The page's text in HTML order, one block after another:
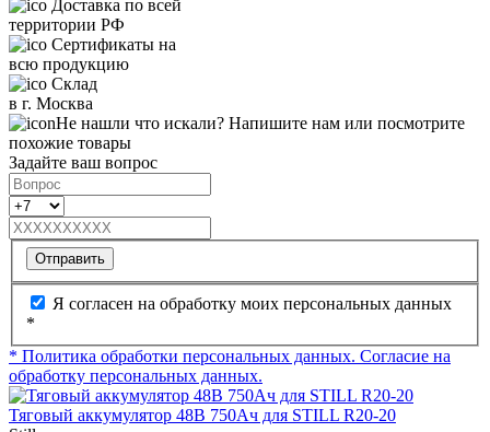
Доставка по всей
территории РФ
Сертификаты на
всю продукцию
Склад
в г. Москва
Не нашли что искали? Напишите нам или посмотрите
похожие товары
Задайте ваш вопрос
Отправить
Я согласен на обработку моих персональных данных
*
* Политика обработки персональных данных. Согласие на
обработку персональных данных.
Тяговый аккумулятор 48В 750Ач для STILL R20-20